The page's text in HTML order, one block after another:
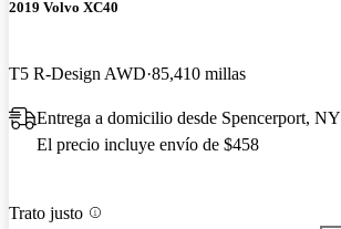
2019 Volvo XC40
T5 R-Design AWD 85,410 millas
Entrega a domicilio desde Spencerport, NY
El precio incluye envío de $458
Trato justo